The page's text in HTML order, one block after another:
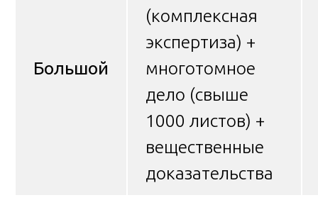
Большой
(комплексная
экспертиза) +
многотомное
дело (свыше
1000 листов) +
вещественные
доказательства